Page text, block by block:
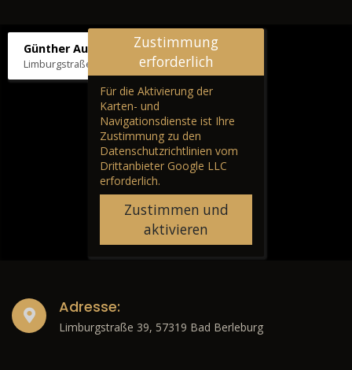
Günther Autos & Service
Limburgstraße 39, 57319 Bad Berleburg
Zustimmung
erforderlich
Für die Aktivierung der
Karten- und
Navigationsdienste ist Ihre
Zustimmung zu den
Datenschutzrichtlinien vom
Drittanbieter Google LLC
erforderlich.
Zustimmen und
aktivieren
Adresse:
Limburgstraße 39, 57319 Bad Berleburg